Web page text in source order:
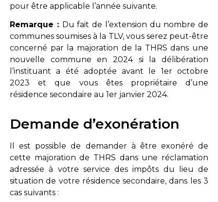
pour être applicable l’année suivante.
Remarque : Du fait de l’extension du nombre de
communes soumises à la TLV, vous serez peut-être
concerné par la majoration de la THRS dans une
nouvelle commune en 2024 si la délibération
l’instituant a été adoptée avant le 1er octobre
2023 et que vous êtes propriétaire d’une
résidence secondaire au 1er janvier 2024.
Demande d’exonération
Il est possible de demander à être exonéré de
cette majoration de THRS dans une réclamation
adressée à votre service des impôts du lieu de
situation de votre résidence secondaire, dans les 3
cas suivants :